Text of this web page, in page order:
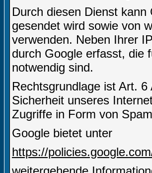
Durch diesen Dienst
gesendet wird sowie von
verwenden. Neben Ihrer
durch Google erfasst, die
notwendig sind.
Rechtsgrundlage ist Art.
Sicherheit unseres
Zugriffe in Form von
Google bietet unter
https://